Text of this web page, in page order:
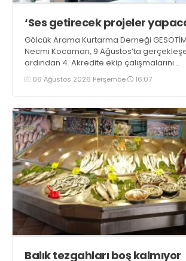
‘Ses getirecek projeler
Gölcük Arama Kurtarma Derneği
Necmi Kocaman, 9 Ağustos’ta
ardından 4. Akredite ekip çalışmalarını
tamamlayacaklarını ifade ederek
bulundu. Kocaman, “Gölcük’te ve
06 Ağustos 2026 Perşembe 16:07
Balık tezgahları boş kalmıyor